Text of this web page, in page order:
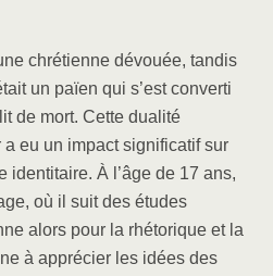
chrétienne dévouée, tandis
un païen qui s’est converti
de mort. Cette dualité
eu un impact significatif sur
identitaire. À l’âge de 17 ans,
où il suit des études
alors pour la rhétorique et la
à apprécier les idées des